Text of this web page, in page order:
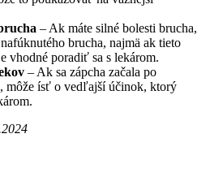
– Ak máte silné bolesti brucha,
brucha, najmä ak tieto
vhodné poradiť sa s lekárom.
– Ak sa zápcha začala po
môže ísť o vedľajší účinok, ktorý